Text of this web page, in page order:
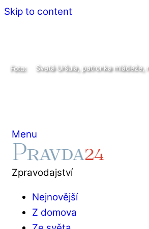
Skip to content
Menu
Zpravodajství
Nejnovější
Z domova
Svatá Uršula, patronka
Foto: